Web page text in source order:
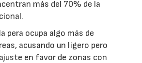
más del 70% de la
pera ocupa algo más de
acusando un ligero pero
en favor de zonas con